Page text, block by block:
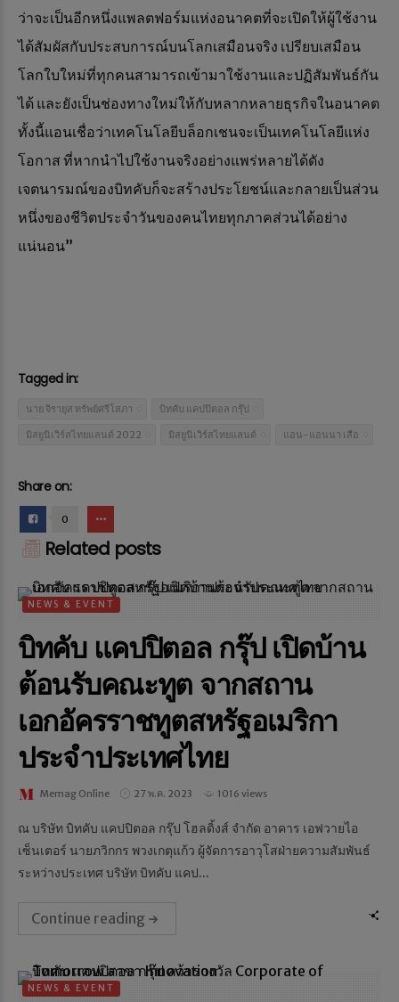
ว่าจะเป็นอีกหนึ่งแพลตฟอร์มแห่งอนาคตที่จะเปิดให้ผู้ใช้งาน
ได้สัมผัสกับประสบการณ์บนโลกเสมือนจริง เปรียบเสมือน
โลกใบใหม่ที่ทุกคนสามารถเข้ามาใช้งานและปฏิสัมพันธ์กัน
ได้ และยังเป็นช่องทางใหม่ให้กับหลากหลายธุรกิจในอนาคต
ทั้งนี้แอนเชื่อว่าเทคโนโลยีบล็อกเชนจะเป็นเทคโนโลยีแห่ง
โอกาส ที่หากนำไปใช้งานจริงอย่างแพร่หลายได้ดัง
เจตนารมณ์ของบิทคับก็จะสร้างประโยชน์และกลายเป็นส่วน
หนึ่งของชีวิตประจำวันของคนไทยทุกภาคส่วนได้อย่าง
แน่นอน”
Tagged in:
นาย จิรายุส ทรัพย์ศรีโสภา บิทคับ แคปปิตอล กรุ๊ป
มิสยูนิเวิร์สไทยแลนด์ 2022 มิสยูนิเวิร์สไทยแลนด์ แอน-แอนนา เสือ
Share on:
0
Related posts
NEWS & EVENT
บิทคับ แคปปิตอล กรุ๊ป เปิดบ้าน
ต้อนรับคณะทูต จากสถาน
เอกอัครราชทูตสหรัฐอเมริกา
ประจำประเทศไทย
Memag Online 27 พ.ค. 2023 1016 views
ณ บริษัท บิทคับ แคปปิตอล กรุ๊ป โฮลดิ้งส์ จำกัด อาคาร เอฟวายไอ
เซ็นเตอร์ นายภวิกกร พวงเกตุแก้ว ผู้จัดการอาวุโสฝ่ายความสัมพันธ์
ระหว่างประเทศ บริษัท บิทคับ แคป...
Continue reading
NEWS & EVENT